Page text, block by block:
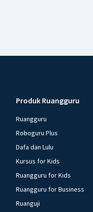
Produk Ruangguru
Ruangguru
Roboguru Plus
Dafa dan Lulu
Kursus for Kids
Ruangguru for Kids
Ruangguru for Business
Ruanguji